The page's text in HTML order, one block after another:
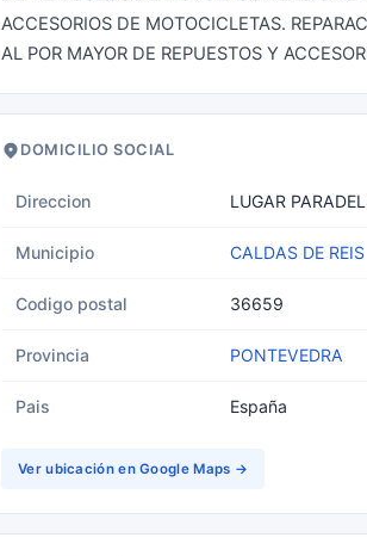
ACCESORIOS DE MOTOCICLETAS.
AL POR MAYOR DE REPUESTOS Y
DOMICILIO SOCIAL
Direccion LUGAR
Municipio CALDAS DE REIS
Codigo postal 36659
Provincia PONTEVEDRA
Pais España
Ver ubicación en Google Maps →